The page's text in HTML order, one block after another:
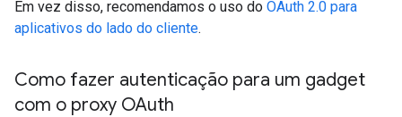
Em vez disso, recomendamos o uso do OAuth 2.0 para
aplicativos do lado do cliente.
Como fazer autenticação para um gadget
com o proxy OAuth